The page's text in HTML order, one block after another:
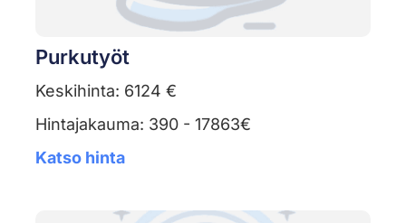
Purkutyöt
Keskihinta: 6124 €
Hintajakauma: 390 - 17863€
Katso hinta